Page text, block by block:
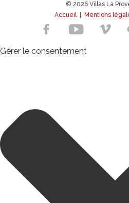
© 2026 Villas La
Accueil| Mentions
Gérer le consentement